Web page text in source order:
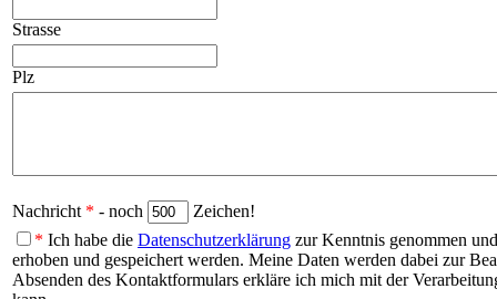
Strasse
Plz
Nachricht * - noch
Zeichen!
* Ich habe die Datenschutzerklärung zur Kenntnis genommen
erhoben und gespeichert werden. Meine Daten werden dabei zur
Absenden des Kontaktformulars erkläre ich mich mit der